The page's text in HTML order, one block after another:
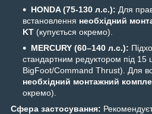
HONDA (75-130 л.с.): Для
встановлення необхідний
KT (купується окремо).
MERCURY (60–140 л.с.):
стандартним редуктором під 15
BigFoot/Command Thrust). Для
необхідний монтажний
окремо).
Сфера застосування: